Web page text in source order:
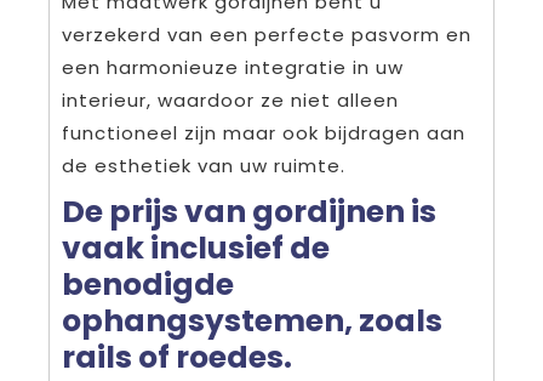
verzekerd van een perfecte pasvorm en
een harmonieuze integratie in uw
interieur, waardoor ze niet alleen
functioneel zijn maar ook bijdragen aan
de esthetiek van uw ruimte.
De prijs van gordijnen is
vaak inclusief de
benodigde
ophangsystemen, zoals
rails of roedes.